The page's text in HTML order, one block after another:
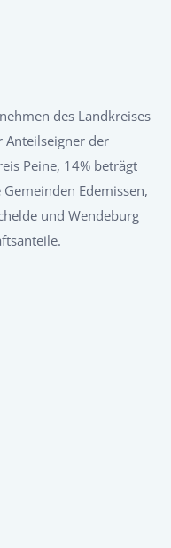
des Landkreises
Anteilseigner der
Peine, 14% beträgt
Edemissen,
und Wendeburg